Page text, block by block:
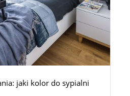
jaki kolor do sypialni